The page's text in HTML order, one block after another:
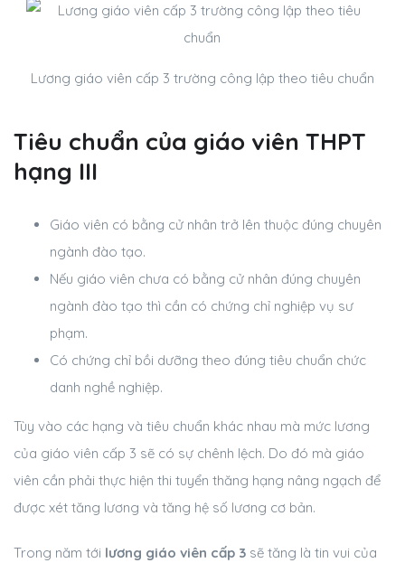
Lương giáo viên cấp 3 trường công lập theo tiêu chuẩn
Tiêu chuẩn của giáo viên THPT
hạng III
Giáo viên có bằng cử nhân trở lên thuộc đúng chuyên
ngành đào tạo.
Nếu giáo viên chưa có bằng cử nhân đúng chuyên
ngành đào tạo thì cần có chứng chỉ nghiệp vụ sư
phạm.
Có chứng chỉ bồi dưỡng theo đúng tiêu chuẩn chức
danh nghề nghiệp.
Tùy vào các hạng và tiêu chuẩn khác nhau mà mức lương
của giáo viên cấp 3 sẽ có sự chênh lệch. Do đó mà giáo
viên cần phải thực hiện thi tuyển thăng hạng nâng ngạch để
được xét tăng lương và tăng hệ số lương cơ bản.
Trong năm tới lương giáo viên cấp 3 sẽ tăng là tin vui của